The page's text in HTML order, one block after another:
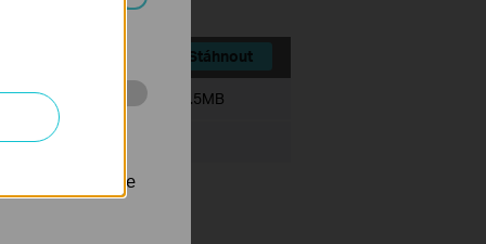
Stáhnout
Velikost souboru: 5.5MB
za
nastavit, aby se